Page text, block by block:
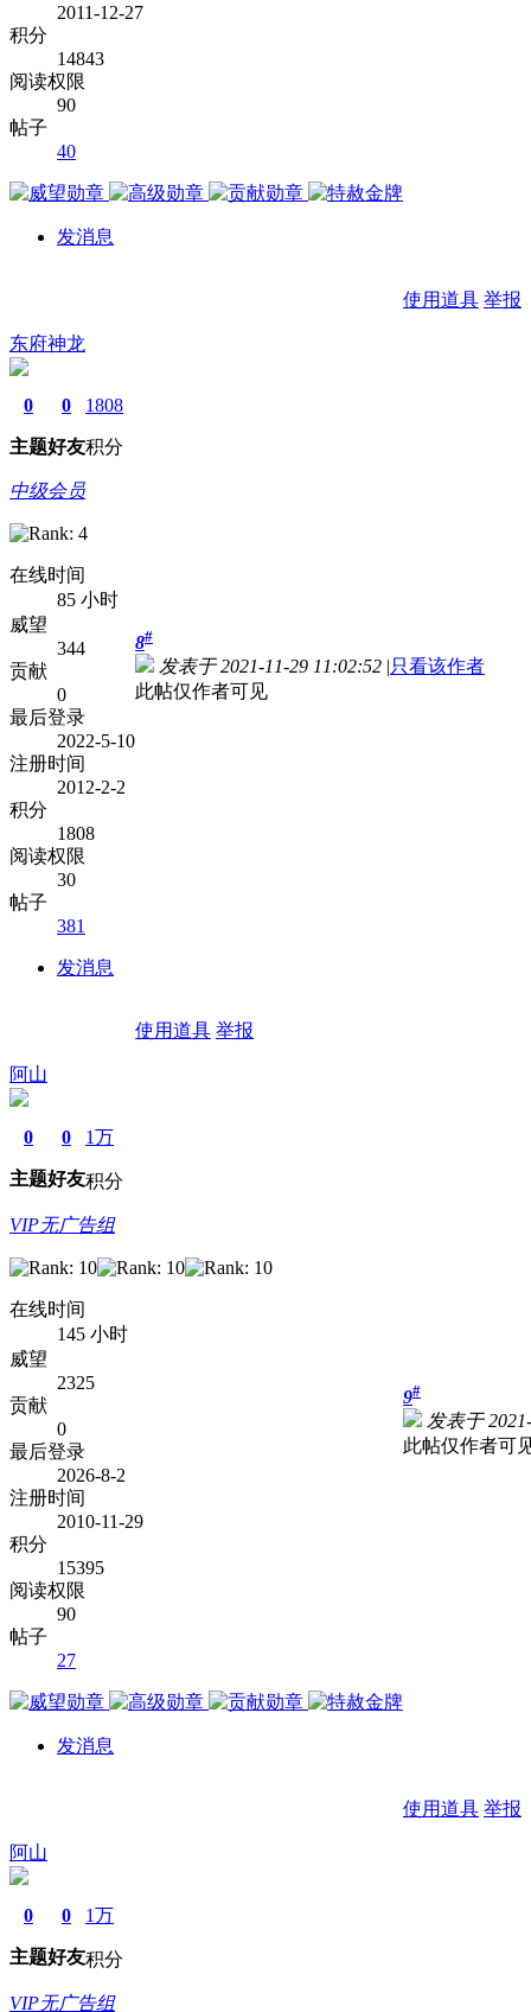
2011-12-27
积分
14843
阅读权限
90
帖子
40
发消息
使用道具 举报
东府神龙
0
主题
0
好友
1808
积分
中级会员
在线时间
85 小时
威望
344
贡献
0
最后登录
2022-5-10
注册时间
2012-2-2
积分
1808
阅读权限
30
帖子
381
发消息
8#
发表于 2021-11-29 11:02:52 |只看该作者
此帖仅作者可见
使用道具 举报
阿山
0
主题
0
好友
1万
积分
VIP无广告组
在线时间
145 小时
威望
2325
贡献
0
最后登录
2026-8-2
注册时间
2010-11-29
积分
15395
阅读权限
90
帖子
27
发消息
9#
发表于
此帖仅作者可
使用道具 举报
阿山
0
主题
0
好友
1万
积分
VIP无广告组